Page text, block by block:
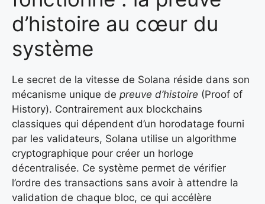
d’histoire au cœur du
système
Le secret de la vitesse de Solana réside dans son
mécanisme unique de preuve d’histoire (Proof of
History). Contrairement aux blockchains
classiques qui dépendent d’un horodatage fourni
par les validateurs, Solana utilise un algorithme
cryptographique pour créer un horloge
décentralisée. Ce système permet de vérifier
l’ordre des transactions sans avoir à attendre la
validation de chaque bloc, ce qui accélère